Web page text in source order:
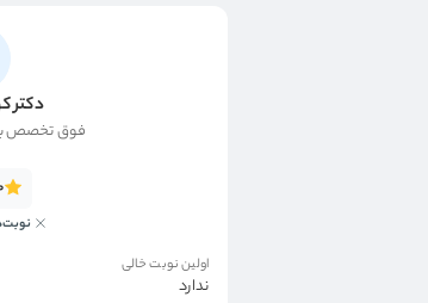
دکتر
فوق تخصص
اولین نوبت خالی
ندارد